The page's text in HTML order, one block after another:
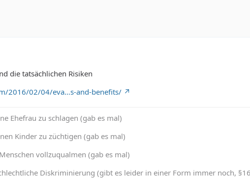
die tatsächlichen Risiken
2016/02/04/eva…s-and-benefits/
Ehefrau zu schlagen (gab es mal)
Kinder zu züchtigen (gab es mal)
vollzuqualmen (gab es mal)
Diskriminierung (gibt es leider in einer Form immer noch,